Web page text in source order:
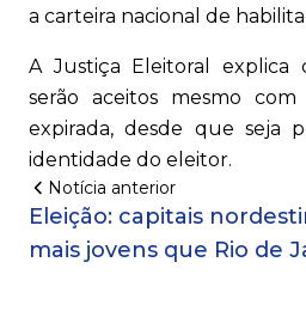
a carteira nacional de
A Justiça Eleitoral explica
serão aceitos mesmo
expirada, desde que seja
identidade do eleitor.
Notícia anterior
Eleição: capitais
mais jovens que Rio de